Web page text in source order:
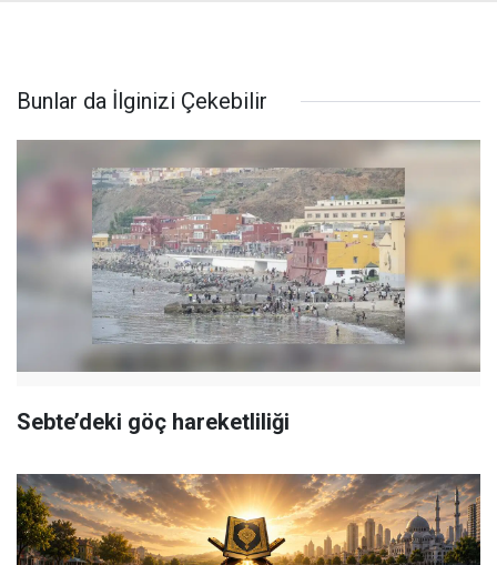
Bunlar da İlginizi Çekebilir
Sebte’deki göç hareketliliği